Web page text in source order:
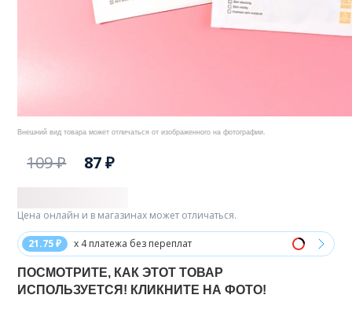
Внешний вид товара может отличаться от изображенного на фотографии.
109 ₽ 87 ₽
21.75 ₽ x 4 платежа без переплат
Цена онлайн и в магазинах может отличаться.
ПОСМОТРИТЕ, КАК ЭТОТ ТОВАР
ИСПОЛЬЗУЕТСЯ! КЛИКНИТЕ НА ФОТО!